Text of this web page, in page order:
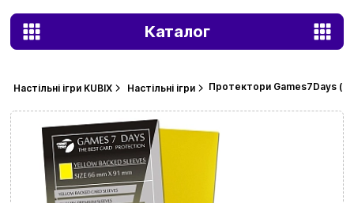
Каталог
Настільні ігри KUBIX Настільні ігри Протектори Games7Days